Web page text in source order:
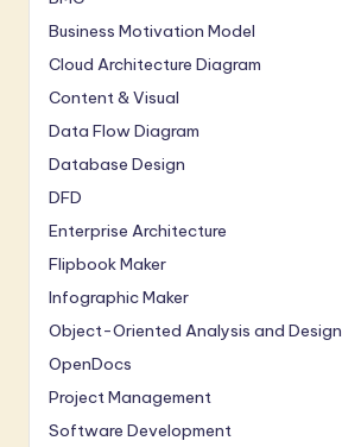
Business Motivation Model
Cloud Architecture Diagram
Content & Visual
Data Flow Diagram
Database Design
DFD
Enterprise Architecture
Flipbook Maker
Infographic Maker
Object-Oriented Analysis and Design
OpenDocs
Project Management
Software Development